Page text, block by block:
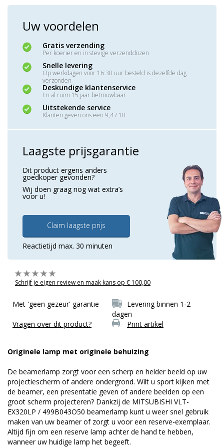
Uw voordelen
Gratis verzending
Per koerier en in stevige verzenddozen
Snelle levering
Op werkdagen voor 16:30 uur besteld is dezelfde dag
verzonden
Deskundige klantenservice
En al ruim 15 jaar betrouwbaar
Uitstekende service
Klanten geven ons een 9,4 / 10
Laagste prijsgarantie
Dit product ergens anders
goedkoper gevonden?
Wij doen graag nog wat extra’s
voor u!
Claim laagste prijs
Reactietijd max. 30 minuten
Schrijf je eigen review en maak kans op € 100,00
Met 'geen gezeur' garantie
Levering binnen 1-2
dagen
Vragen over dit product?
Print artikel
Originele lamp met originele behuizing
De beamerlamp zorgt voor een scherp en helder beeld op uw
projectiescherm of andere ondergrond. Wilt u sport kijken met
de beamer, een presentatie geven of andere beelden op een
groot scherm projecteren? Dankzij de MITSUBISHI VLT-
EX320LP / 499B043O50 beamerlamp kunt u weer snel gebruik
maken van uw beamer of zorgt u voor een reserve-exemplaar.
Altijd fijn om een reserve lamp achter de hand te hebben,
wanneer uw huidige lamp het begeeft.